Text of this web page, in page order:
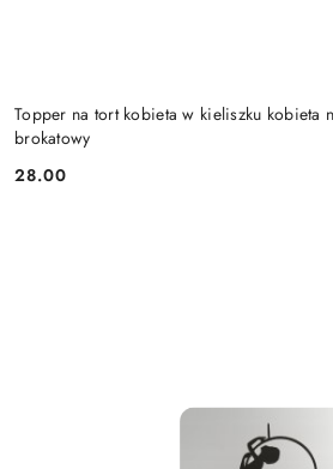
Topper na tort kobieta w kieliszku kobieta
brokatowy
Cena:
28.00